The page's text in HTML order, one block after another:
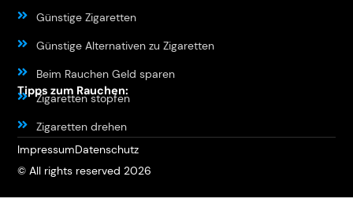
Günstige Zigaretten
Günstige Alternativen zu Zigaretten
Beim Rauchen Geld sparen
Tipps zum Rauchen:
Zigaretten stopfen
Zigaretten drehen
© All rights reserved 2026
ImpressumDatenschutz